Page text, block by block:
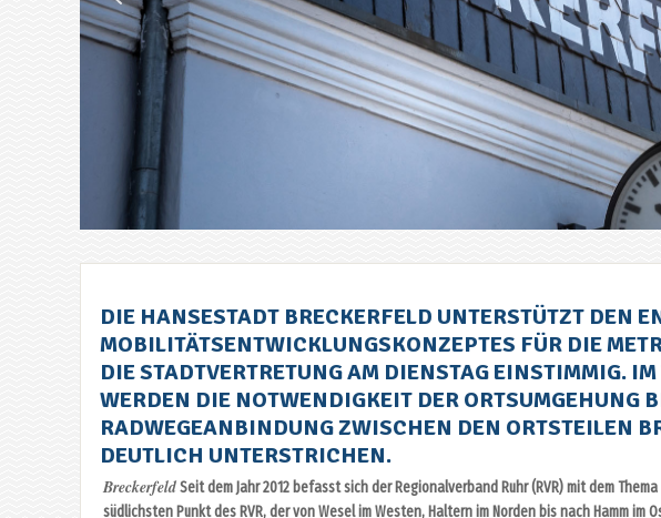
DIE HANSESTADT BRECKERFELD UNTERSTÜTZT DEN
MOBILITÄTSENTWICKLUNGSKONZEPTES FÜR DIE
DIE STADTVERTRETUNG AM DIENSTAG EINSTIMMIG.
WERDEN DIE NOTWENDIGKEIT DER ORTSUMGEHUNG
RADWEGEANBINDUNG ZWISCHEN DEN ORTSTEILEN
DEUTLICH UNTERSTRICHEN.
BreckerfeldSeit dem Jahr 2012 befasst sich der Regionalverband Ruhr (RVR) mit dem
südlichsten Punkt des RVR, der von Wesel im Westen, Haltern im Norden bis nach Hamm